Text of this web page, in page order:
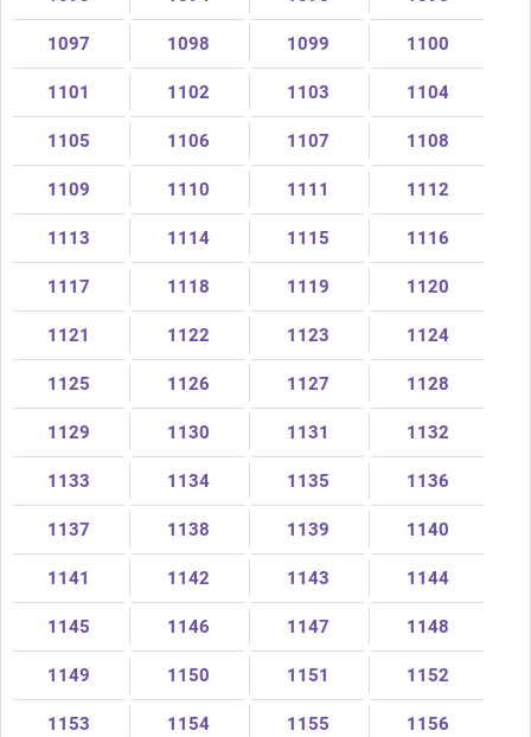
1097 1098 1099 1100
1101 1102 1103 1104
1105 1106 1107 1108
1109 1110 1111 1112
1113 1114 1115 1116
1117 1118 1119 1120
1121 1122 1123 1124
1125 1126 1127 1128
1129 1130 1131 1132
1133 1134 1135 1136
1137 1138 1139 1140
1141 1142 1143 1144
1145 1146 1147 1148
1149 1150 1151 1152
1153 1154 1155 1156